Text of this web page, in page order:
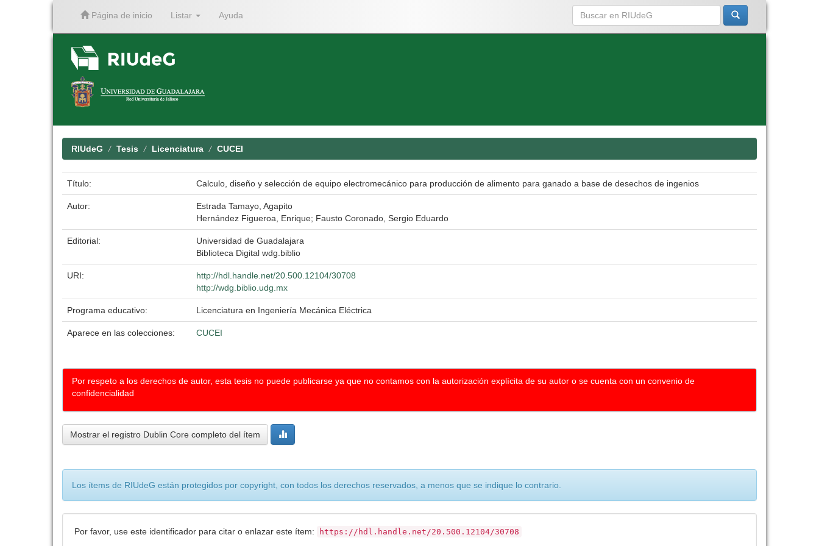
Página de inicio Listar Ayuda
RIUdeG Tesis Licenciatura CUCEI
Título: Calculo, diseño y selección de equipo electromecánico para producción de alimento para ganado a base de desechos de ingenios
Autor:
Estrada Tamayo, Agapito
Hernández Figueroa, Enrique; Fausto Coronado, Sergio Eduardo
Editorial:
Universidad de Guadalajara
Biblioteca Digital wdg.biblio
URI:
http://hdl.handle.net/20.500.12104/30708
http://wdg.biblio.udg.mx
Programa educativo: Licenciatura en Ingeniería Mecánica Eléctrica
Aparece en las colecciones: CUCEI
Por respeto a los derechos de autor, esta tesis no puede publicarse ya que no contamos con la autorización explícita de su autor o se cuenta con un convenio de
confidencialidad
Mostrar el registro Dublin Core completo del ítem
Los ítems de RIUdeG están protegidos por copyright, con todos los derechos reservados, a menos que se indique lo contrario.
Por favor, use este identificador para citar o enlazar este ítem: https://hdl.handle.net/20.500.12104/30708